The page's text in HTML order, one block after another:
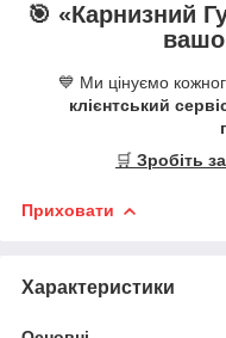
🎯 «Карнизний
💙 Ми цінуємо
клієнтський
🛒 Зробіть
Приховати
Характеристики